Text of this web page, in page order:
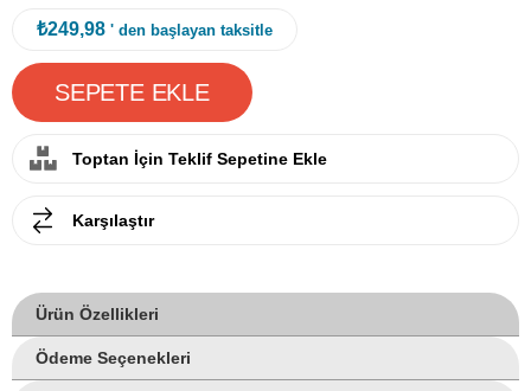
₺249,98 ' den başlayan taksitle
Toptan İçin Teklif Sepetine Ekle
Karşılaştır
Ürün Özellikleri
Ödeme Seçenekleri